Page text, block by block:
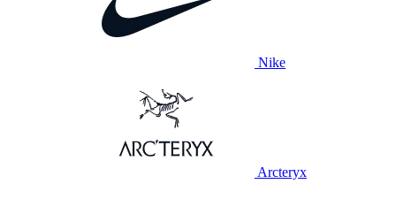
Nike
Arcteryx